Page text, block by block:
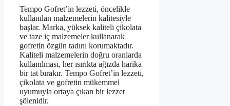
Tempo Gofret’in lezzeti, öncelikle
kullanılan malzemelerin kalitesiyle
başlar. Marka, yüksek kaliteli çikolata
ve taze iç malzemeler kullanarak
gofretin özgün tadını korumaktadır.
Kaliteli malzemelerin doğru oranlarda
kullanılması, her ısırıkta ağızda harika
bir tat bırakır. Tempo Gofret’in lezzeti,
çikolata ve gofretin mükemmel
uyumuyla ortaya çıkan bir lezzet
şölenidir.